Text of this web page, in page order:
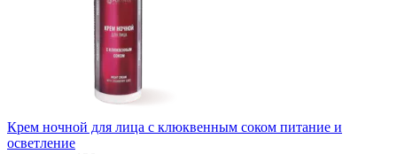
Крем ночной для лица с клюквенным соком питание и
осветление